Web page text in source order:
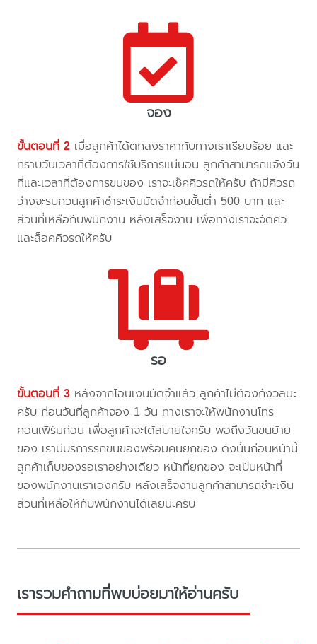
จอง
ขั้นตอนที่ 2 เมื่อลูกค้าได้ตกลงราคากับทางเราเรียบร้อย และ
ทราบวันเวลาที่ต้องการใช้บริการแน่นอน ลูกค้าสามารถแจ้งวัน
ที่และเวลาที่ต้องการขนของ เราจะเช็คคิวรถให้ครับ ถ้ามีคิวรถ
ว่างจะรบกวนลูกค้าชำระเงินมัดจำก่อนขั้นต่ำ 500 บาท และ
ส่วนที่เหลือกับพนักงาน หลังเสร็จงาน เพื่อทางเราจะจัดคิว
และล็อคคิวรถให้ครับ
รอ
ขั้นตอนที่ 3 หลังจากโอนเงินมัดจำแล้ว ลูกค้าไม่ต้องกังวลนะ
ครับ ก่อนวันที่ลูกค้าจอง 1 วัน ทางเราจะให้พนักงานโทร
คอนเฟิร์มก่อน เพื่อลูกค้าจะได้สบายใจครับ พอถึงวันขนย้าย
ของ เรามีบริการรถขนของพร้อมคนยกของ ดังนั้นก่อนหน้านี้
ลูกค้าเก็บของรอเราอย่างเดียว หน้าที่ยกของ จะเป็นหน้าที่
ของพนักงานเราเองครับ หลังเสร็จงานลูกค้าสามารถชำะเงิน
ส่วนที่เหลือให้กับพนักงานได้เลยนะครับ
เรารวมคำถามที่พบบ่อยมาให้อ่านครับ